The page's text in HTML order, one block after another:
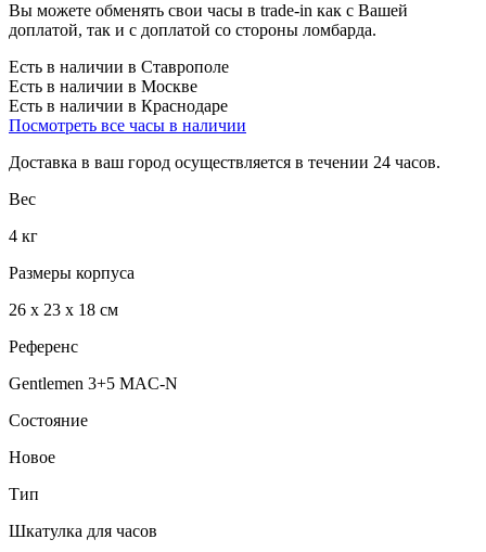
Вы можете обменять свои часы в trade-in как с Вашей
доплатой, так и с доплатой со стороны ломбарда.
Есть в наличии в Ставрополе
Есть в наличии в Москве
Есть в наличии в Краснодаре
Посмотреть все часы в наличии
Доставка в ваш город осуществляется в течении 24 часов.
Вес
4 кг
Размеры корпуса
26 х 23 х 18 см
Референс
Gentlemen 3+5 MAC-N
Состояние
Новое
Тип
Шкатулка для часов